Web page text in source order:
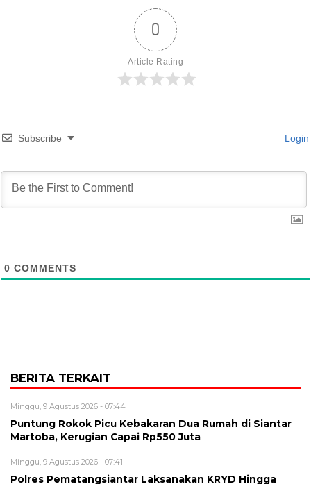
0
Article Rating
Subscribe Login
0 COMMENTS
BERITA TERKAIT
Minggu, 9 Agustus 2026 - 07:44
Puntung Rokok Picu Kebakaran Dua Rumah di Siantar
Martoba, Kerugian Capai Rp550 Juta
Minggu, 9 Agustus 2026 - 07:41
Polres Pematangsiantar Laksanakan KRYD Hingga